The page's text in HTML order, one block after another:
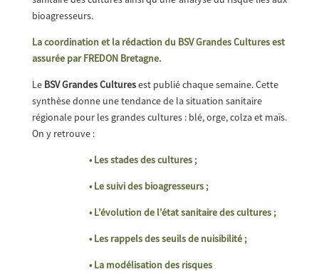
bioagresseurs.
La coordination et la rédaction du BSV Grandes Cultures est
assurée par FREDON Bretagne.
Le BSV Grandes Culturesest publié chaque semaine. Cette
synthèse donne une tendance de la situation sanitaire
régionale pour les grandes cultures : blé, orge, colza et maïs.
On y retrouve :
• Les stades des cultures ;
• Le suivi des bioagresseurs ;
• L’évolution de l’état sanitaire des cultures ;
• Les rappels des seuils de nuisibilité ;
• La modélisation des risques